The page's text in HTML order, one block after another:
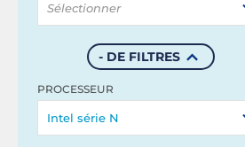
Sélectionner
- DE FILTRES
PROCESSEUR
Intel série N